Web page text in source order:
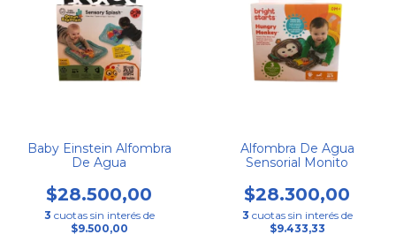
Baby Einstein Alfombra
De Agua
$28.500,00
3 cuotas sin interés de
$9.500,00
Alfombra De Agua
Sensorial Monito
$28.300,00
3 cuotas sin interés de
$9.433,33